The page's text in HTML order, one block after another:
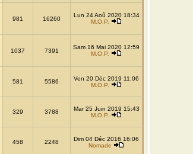
981 16260
Lun 24 Aoû 2020 18:34
M.O.P.
1037 7391
Sam 16 Mai 2020 12:59
M.O.P.
581 5586
Ven 20 Déc 2019 11:06
M.O.P.
329 3788
Mar 25 Juin 2019 15:43
M.O.P.
458 2248
Dim 04 Déc 2016 16:06
Nomade